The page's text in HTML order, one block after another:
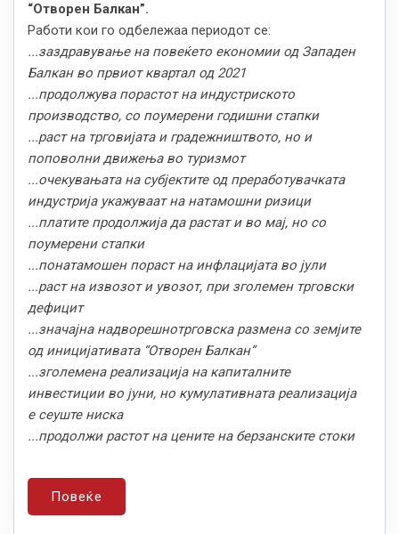
“Отворен Балкан”.
Работи кои го одбележаа периодот се:
...заздравување на повеќето економии од Западен
Балкан во првиот квартал од 2021
...продолжува порастот на индустриското
производство, со поумерени годишни стапки
...раст на трговијата и градежништвото, но и
поповолни движења во туризмот
...очекувањата на субјектите од преработувачката
индустрија укажуваат на натамошни ризици
...платите продолжија да растат и во мај, но со
поумерени стапки
...понатамошен пораст на инфлацијата во јули
...раст на извозот и увозот, при зголемен трговски
дефицит
...значајна надворешнотрговска размена со земјите
од иницијативата “Отворен Балкан”
...зголемена реализација на капиталните
инвестиции во јуни, но кумулативната реализација
е сеуште ниска
...продолжи растот на цените на берзанските стоки
Повеќе